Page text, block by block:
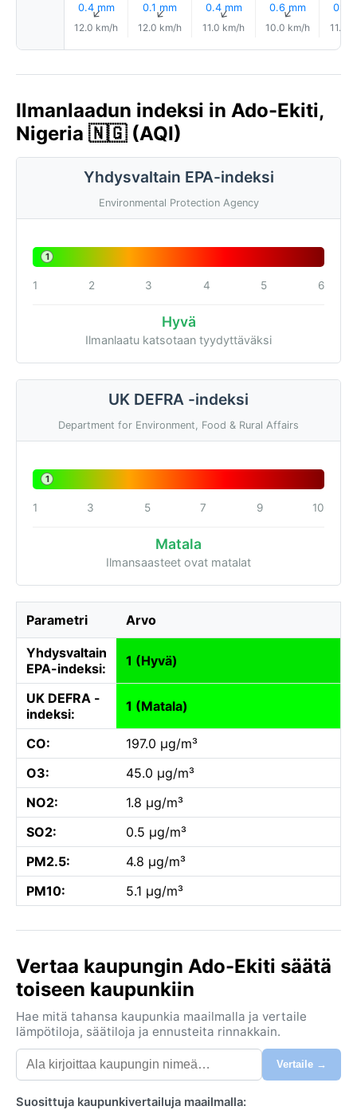
0.4 mm
↑
12.0 km/h
0.1 mm
↑
12.0 km/h
0.4 mm
↑
11.0 km/h
0.6 mm
↑
10.0 km/h
0.8
11.0
Ilmanlaadun indeksi in Ado-Ekiti,
Nigeria 🇳🇬 (AQI)
Yhdysvaltain EPA-indeksi
Environmental Protection Agency
1
1 2 3 4 5 6
Hyvä
Ilmanlaatu katsotaan tyydyttäväksi
UK DEFRA -indeksi
Department for Environment, Food & Rural Affairs
1
1 3 5 7 9 10
Matala
Ilmansaasteet ovat matalat
Parametri Arvo
Yhdysvaltain
EPA-indeksi:
1 (Hyvä)
UK DEFRA -
indeksi:
1 (Matala)
CO:
197.0 µg/m³
O3:
45.0 µg/m³
NO2:
1.8 µg/m³
SO2:
0.5 µg/m³
PM2.5:
4.8 µg/m³
PM10:
5.1 µg/m³
Vertaa kaupungin Ado-Ekiti säätä
toiseen kaupunkiin
Hae mitä tahansa kaupunkia maailmalla ja vertaile
lämpötiloja, säätiloja ja ennusteita rinnakkain.
Vertaile →
Suosittuja kaupunkivertailuja maailmalla: